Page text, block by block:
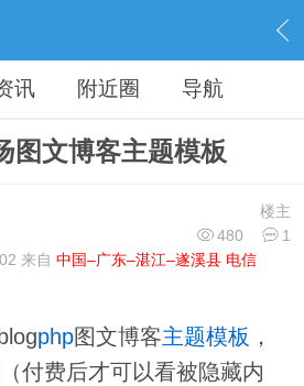
› 内容
讯 附近圈 导航
图文博客主题模板
楼主
480
1
来自 中国–广东–湛江–遂溪县 电信
php图文博客主题模板 ，
付费后才可以看被隐藏内